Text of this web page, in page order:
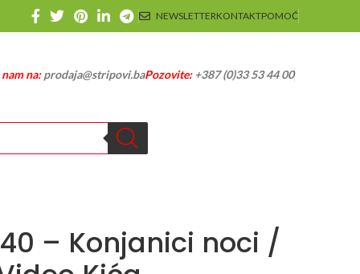
NEWSLETTERKONTAKTPOMOĆ
na:prodaja@stripovi.baPozovite:+387 (0)33 53 44 00
– Konjanici noci /